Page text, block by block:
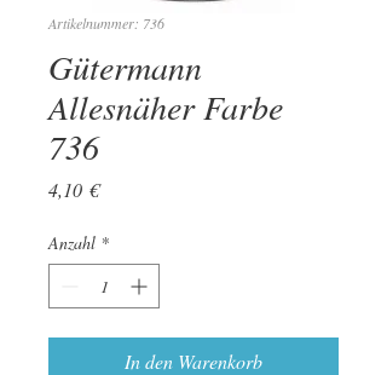
Artikelnummer: 736
Gütermann
Allesnäher Farbe
736
4,10 €Preis
Anzahl *
In den Warenkorb